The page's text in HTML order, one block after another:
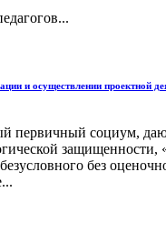
и осуществлении проектной
первичный социум,
защищенности,
без